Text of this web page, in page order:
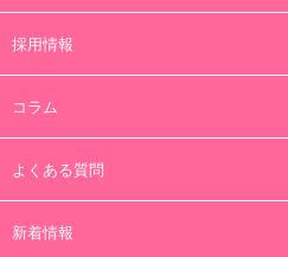
採用情報
コラム
よくある質問
新着情報